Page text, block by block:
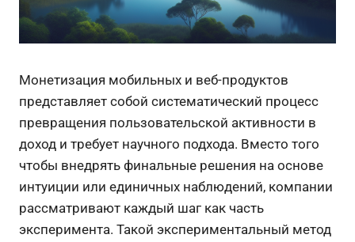
Монетизация мобильных и веб-продуктов
представляет собой систематический процесс
превращения пользовательской активности в
доход и требует научного подхода. Вместо того
чтобы внедрять финальные решения на основе
интуиции или единичных наблюдений, компании
рассматривают каждый шаг как часть
эксперимента. Такой экспериментальный метод